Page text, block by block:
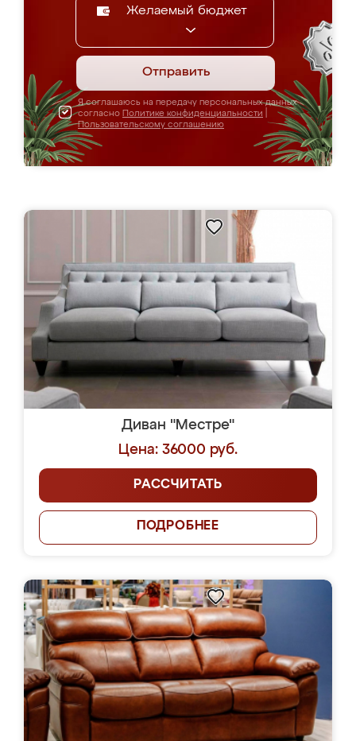
Желаемый бюджет
Отправить
Я соглашаюсь на передачу персональных данных
согласно Политике конфиденциальности
Пользовательскому соглашению
Диван "Местре"
Цена: 36000 руб.
РАССЧИТАТЬ
ПОДРОБНЕЕ